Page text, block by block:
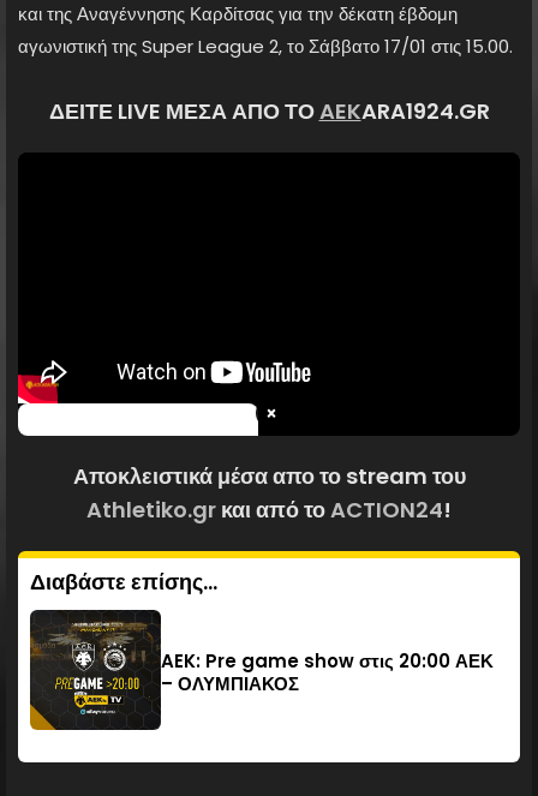
και της Αναγέννησης Καρδίτσας για την δέκατη έβδομη
αγωνιστική της Super League 2, το Σάββατο 17/01 στις 15.00.
ΔΕΙΤΕ LIVE ΜΕΣΑ ΑΠΟ ΤΟAEKARA1924.GR
×
Αποκλειστικά μέσα απο το stream του
Athletiko.gr και από τοACTION24!
Διαβάστε επίσης...
AEK: Pre game show στις 20:00 ΑΕΚ
– ΟΛΥΜΠΙΑΚΟΣ